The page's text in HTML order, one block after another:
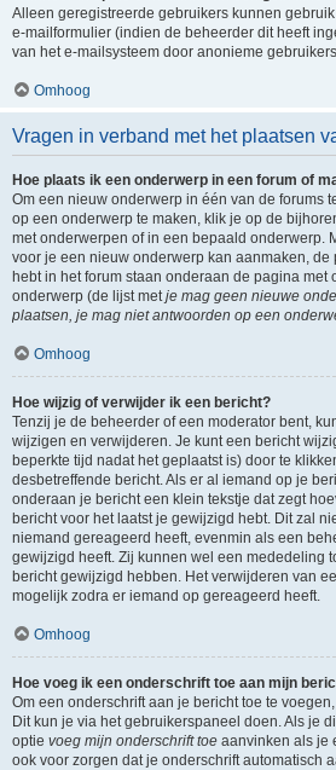
Alleen geregistreerde gebruikers kunnen
e-mailformulier (indien de beheerder dit heeft
van het e-mailsysteem door anonieme
Omhoog
Vragen in verband met het plaatsen
Hoe plaats ik een onderwerp in een forum of
Om een nieuw onderwerp in één van de forums
op een onderwerp te maken, klik je op de
met onderwerpen of in een bepaald onderwerp.
voor je een nieuw onderwerp kan aanmaken,
hebt in het forum staan onderaan de pagina met
onderwerp (de lijst metje mag geen nieuwe
plaatsen, je mag niet antwoorden op een
Omhoog
Hoe wijzig of verwijder ik een bericht?
Tenzij je de beheerder of een moderator bent,
wijzigen en verwijderen. Je kunt een bericht
beperkte tijd nadat het geplaatst is) door te
desbetreffende bericht. Als er al iemand op je
onderaan je bericht een klein tekstje dat zegt
bericht voor het laatst je gewijzigd hebt. Dit zal
niemand gereageerd heeft, evenmin als een
gewijzigd heeft. Zij kunnen wel een mededeling
bericht gewijzigd hebben. Het verwijderen van
mogelijk zodra er iemand op gereageerd heeft.
Omhoog
Hoe voeg ik een onderschrift toe aan mijn
Om een onderschrift aan je bericht toe te
Dit kun je via het gebruikerspaneel doen. Als je
optie voeg mijn onderschrift toe aanvinken als je
ook voor zorgen dat je onderschrift automatisch